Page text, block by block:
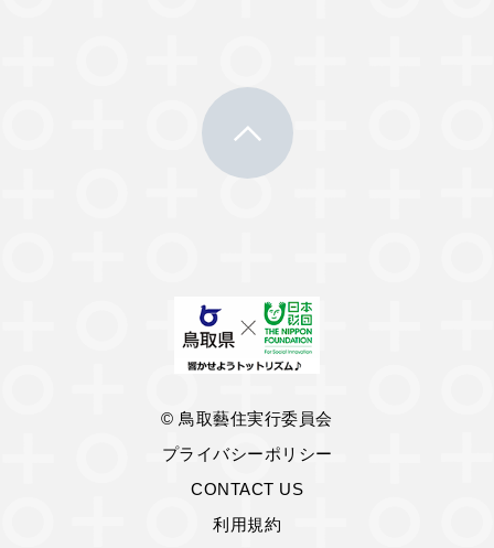
© 鳥取藝住実行委員会
プライバシーポリシー
CONTACT US
利用規約